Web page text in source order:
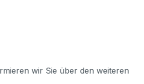
wir Sie über den weiteren